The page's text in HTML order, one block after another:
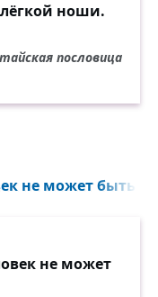
ноши.
пословица
не может быть
не может